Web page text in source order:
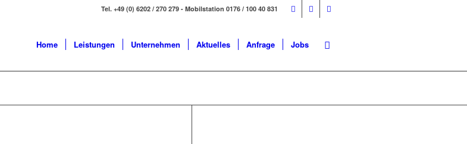
Tel. +49 (0) 6202 / 270 279 - Mobilstation 0176 / 100 40 831
Home Leistungen Unternehmen Aktuelles Anfrage Jobs